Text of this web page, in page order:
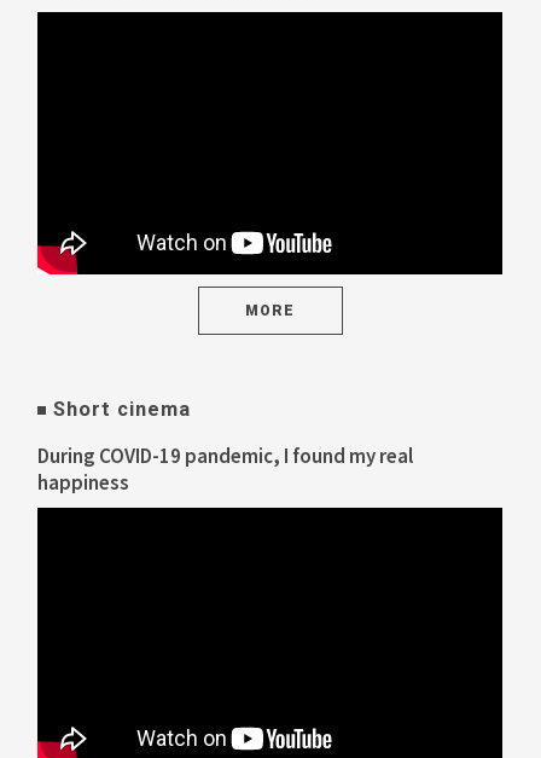
MORE
Short cinema
During COVID-19 pandemic, I found my real
happiness